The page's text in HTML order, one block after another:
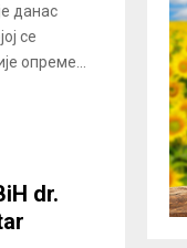
данас
се
опреме...
dr.